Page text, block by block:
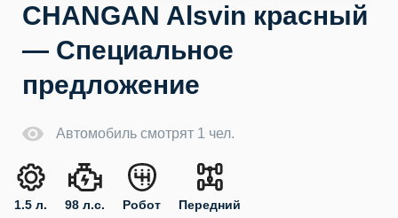
CHANGAN Alsvin красный
— Специальное
предложение
Автомобиль смотрят 1 чел.
1.5 л. 98 л.с. Робот Передний